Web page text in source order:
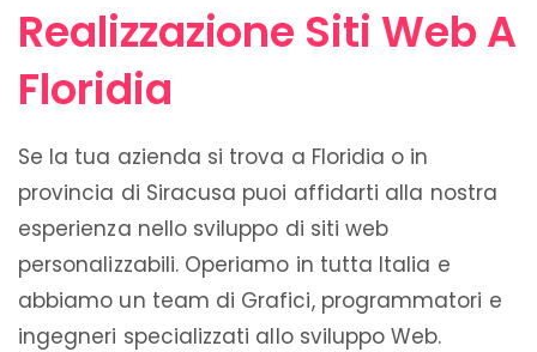
Realizzazione Siti Web A
Floridia
Se la tua azienda si trova a Floridia o in
provincia di Siracusa puoi affidarti alla nostra
esperienza nello sviluppo di siti web
personalizzabili. Operiamo in tutta Italia e
abbiamo un team di Grafici, programmatori e
ingegneri specializzati allo sviluppo Web.